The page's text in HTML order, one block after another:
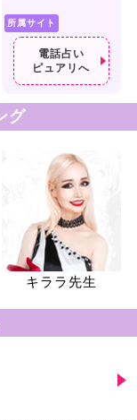
所属サイト
電話占い
ピュアリへ
グ
キララ先生